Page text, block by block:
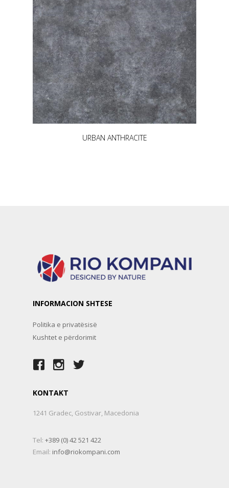
URBAN ANTHRACITE
INFORMACION SHTESE
Politika e privatësisë
Kushtet e përdorimit
KONTAKT
1241 Gradec, Gostivar, Macedonia
Tel: +389 (0) 42 521 422
Email: info@riokompani.com